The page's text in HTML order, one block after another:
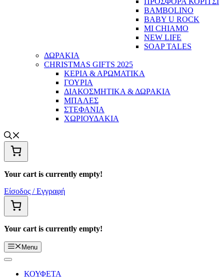
BAMBOLINO
BABY U ROCK
MI CHIAMO
NEW LIFE
SOAP TALES
ΔΩΡΑΚΙΑ
CHRISTMAS GIFTS 2025
ΚΕΡΙΑ & ΑΡΩΜΑΤΙΚΑ
ΓΟΥΡΙΑ
ΔΙΑΚΟΣΜΗΤΙΚΑ & ΔΩΡΑΚΙΑ
ΜΠΑΛΕΣ
ΣΤΕΦΑΝΙΑ
ΧΩΡΙΟΥΔΑΚΙΑ
Your cart is currently empty!
Είσοδος / Εγγραφή
Your cart is currently empty!
Menu
ΚΟΥΦΕΤΑ